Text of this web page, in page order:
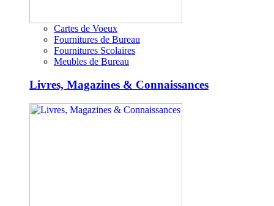
Cartes de Voeux
Fournitures de Bureau
Fournitures Scolaires
Meubles de Bureau
Livres, Magazines & Connaissances